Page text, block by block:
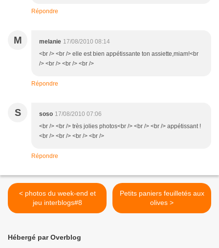
Répondre
M melanie 17/08/2010 08:14
<br /> <br /> elle est bien appétissante ton assiette,miam!<br
/> <br /> <br /> <br />
Répondre
S soso 17/08/2010 07:06
<br /> <br /> très jolies photos<br /> <br /> <br /> appétissant !
<br /> <br /> <br /> <br />
Répondre
< photos du week-end et
jeu interblogs#8
Petits paniers feuilletés aux
olives >
Hébergé par Overblog